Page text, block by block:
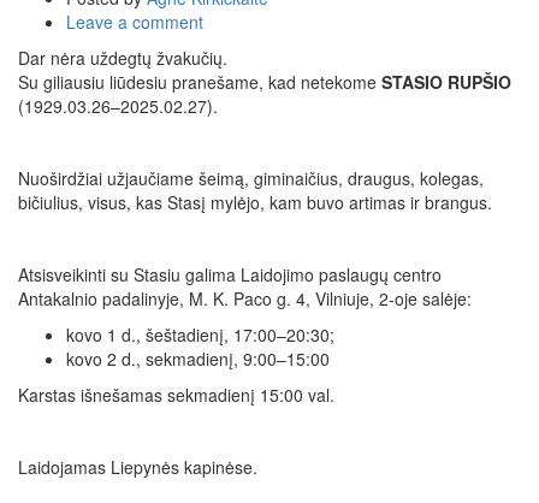
Leave a comment
Dar nėra uždegtų žvakučių.
Su giliausiu liūdesiu pranešame, kad netekome STASIO RUPŠIO
(1929.03.26–2025.02.27).
Nuoširdžiai užjaučiame šeimą, giminaičius, draugus, kolegas,
bičiulius, visus, kas Stasį mylėjo, kam buvo artimas ir brangus.
Atsisveikinti su Stasiu galima Laidojimo paslaugų centro
Antakalnio padalinyje, M. K. Paco g. 4, Vilniuje, 2-oje salėje:
kovo 1 d., šeštadienį, 17:00–20:30;
kovo 2 d., sekmadienį, 9:00–15:00
Karstas išnešamas sekmadienį 15:00 val.
Laidojamas Liepynės kapinėse.